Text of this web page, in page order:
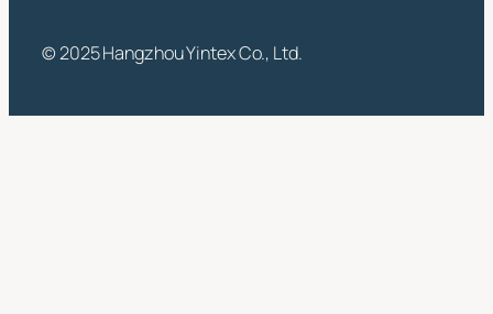
© 2025 Hangzhou Yintex Co., Ltd.